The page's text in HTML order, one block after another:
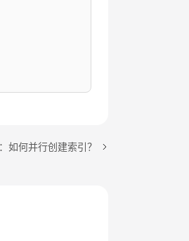
如何并行创建索引？